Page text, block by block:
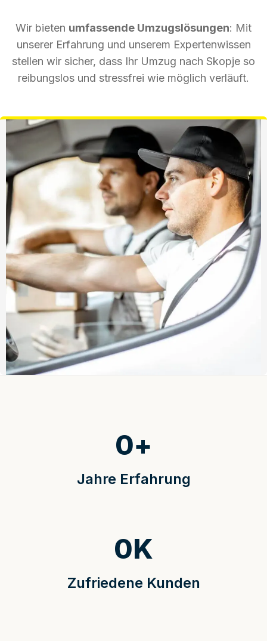
Wir bieten umfassende Umzugslösungen: Mit
unserer Erfahrung und unserem Expertenwissen
stellen wir sicher, dass Ihr Umzug nach Skopje so
reibungslos und stressfrei wie möglich verläuft.
Jahre Erfahrung
0+
Zufriedene Kunden
0K